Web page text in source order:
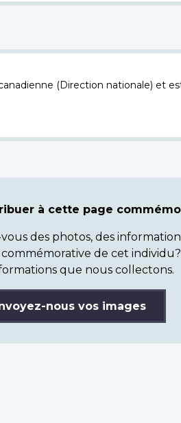
(Direction nationale) et
à cette page
des photos, des
de cet
que nous collectons.
nous vos images